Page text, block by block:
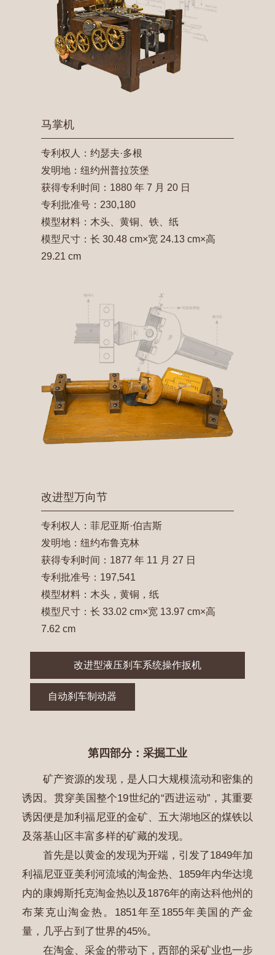
马掌机
专利权人：约瑟夫·多根
发明地：纽约州普拉茨堡
获得专利时间：1880 年 7 月 20 日
专利批准号：230,180
模型材料：木头、黄铜、铁、纸
模型尺寸：长 30.48 cm×宽 24.13 cm×高
29.21 cm
改进型万向节
专利权人：菲尼亚斯·伯吉斯
发明地：纽约布鲁克林
获得专利时间：1877 年 11 月 27 日
专利批准号：197,541
模型材料：木头，黄铜，纸
模型尺寸：长 33.02 cm×宽 13.97 cm×高
7.62 cm
改进型液压刹车系统操作扳机
自动刹车制动器
第四部分：采掘工业
矿产资源的发现，是人口大规模流动和密集的
诱因。贯穿美国整个19世纪的“西进运动”，其重要
诱因便是加利福尼亚的金矿、五大湖地区的煤铁以
及落基山区丰富多样的矿藏的发现。
首先是以黄金的发现为开端，引发了1849年加
利福尼亚亚美利河流域的淘金热、1859年内华达境
内的康姆斯托克淘金热以及1876年的南达科他州的
布莱克山淘金热。1851年至1855年美国的产金
量，几乎占到了世界的45%。
在淘金、采金的带动下，西部的采矿业也一步